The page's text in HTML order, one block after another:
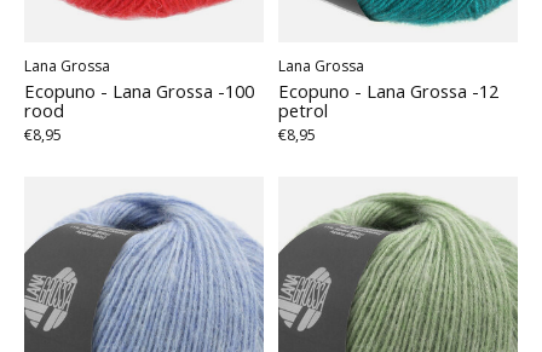
Lana Grossa
Ecopuno - Lana Grossa -100
rood
€8,95
Lana Grossa
Ecopuno - Lana Grossa -12
petrol
€8,95